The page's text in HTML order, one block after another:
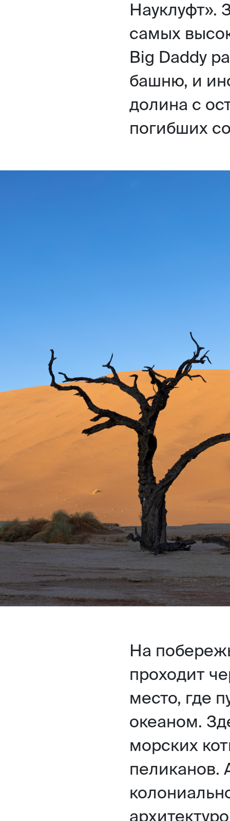
Науклуфт».
самых
Big Daddy
башню, и
долина с
погибших
На
проходит
место, где
океаном.
морских
пеликанов.